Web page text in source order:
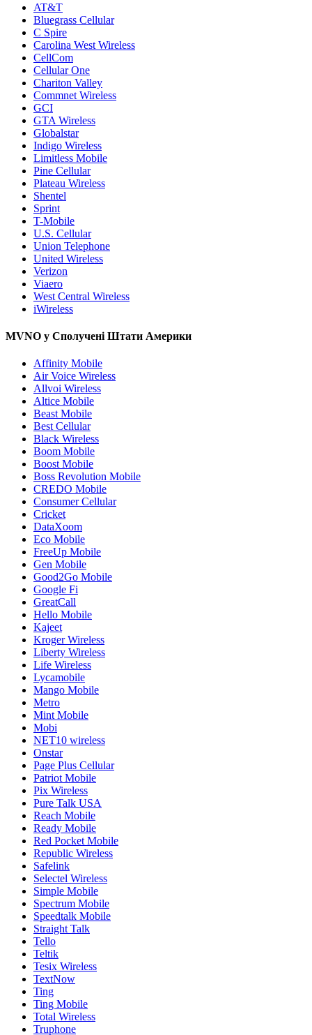
AT&T
Bluegrass Cellular
C Spire
Carolina West Wireless
CellCom
Cellular One
Chariton Valley
Commnet Wireless
GCI
GTA Wireless
Globalstar
Indigo Wireless
Limitless Mobile
Pine Cellular
Plateau Wireless
Shentel
Sprint
T-Mobile
U.S. Cellular
Union Telephone
United Wireless
Verizon
Viaero
West Central Wireless
iWireless
MVNO у Сполучені Штати Америки
Affinity Mobile
Air Voice Wireless
Allvoi Wireless
Altice Mobile
Beast Mobile
Best Cellular
Black Wireless
Boom Mobile
Boost Mobile
Boss Revolution Mobile
CREDO Mobile
Consumer Cellular
Cricket
DataXoom
Eco Mobile
FreeUp Mobile
Gen Mobile
Good2Go Mobile
Google Fi
GreatCall
Hello Mobile
Kajeet
Kroger Wireless
Liberty Wireless
Life Wireless
Lycamobile
Mango Mobile
Metro
Mint Mobile
Mobi
NET10 wireless
Onstar
Page Plus Cellular
Patriot Mobile
Pix Wireless
Pure Talk USA
Reach Mobile
Ready Mobile
Red Pocket Mobile
Republic Wireless
Safelink
Selectel Wireless
Simple Mobile
Spectrum Mobile
Speedtalk Mobile
Straight Talk
Tello
Teltik
Tesix Wireless
TextNow
Ting
Ting Mobile
Total Wireless
Truphone